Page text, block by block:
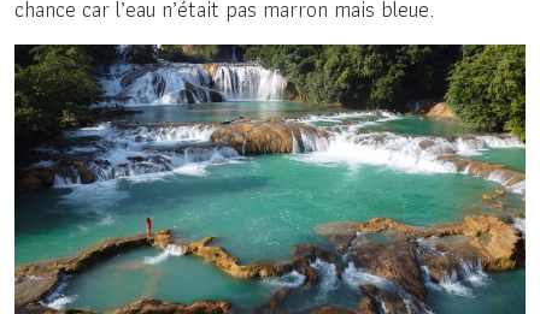
chance car l’eau n’était pas marron mais bleue.